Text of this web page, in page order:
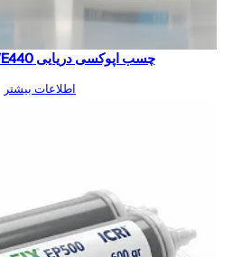
چسب اپوکسی دریایی ECOFIT UWE440
اطلاعات بیشتر